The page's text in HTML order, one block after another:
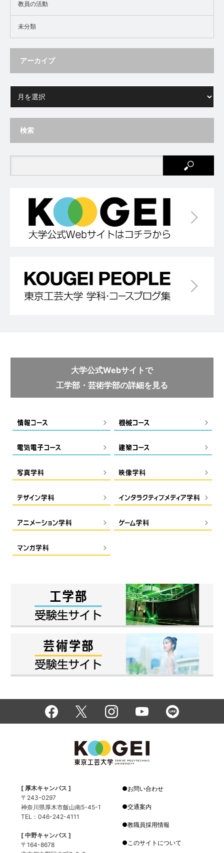
教員の活動
未分類
アーカイブ
検索
大学公式Webサイトで
工学部・芸術学部の詳細を見る
[ 厚木キャンパス ]
〒243-0297
神奈川県厚木市飯山南5-45-1
TEL：046-242-4111
[ 中野キャンパス ]
〒164-8678
お問い合わせ
交通案内
教職員採用情報
このサイトについて